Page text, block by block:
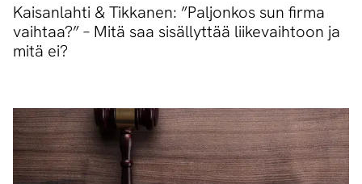
Kaisanlahti & Tikkanen: ”Paljonkos sun firma
vaihtaa?” – Mitä saa sisällyttää liikevaihtoon ja
mitä ei?